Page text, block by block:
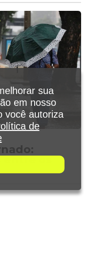
entre os
sua
em nosso
você autoriza
de